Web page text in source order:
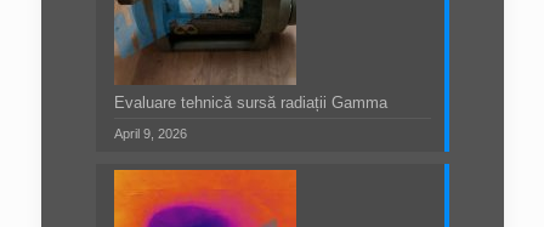
Evaluare tehnică sursă radiații Gamma
April 9, 2026